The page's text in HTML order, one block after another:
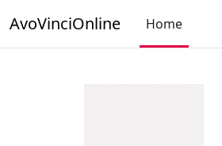
AvoVinciOnline Home